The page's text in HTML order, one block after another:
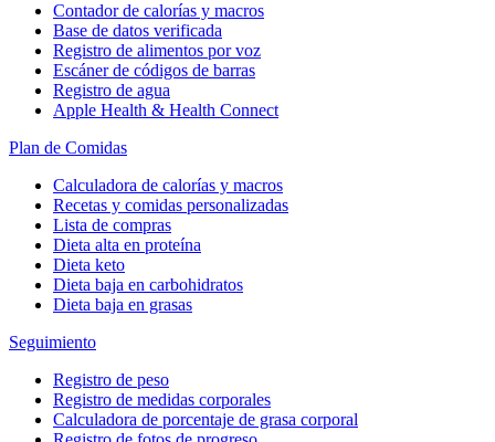
Contador de calorías y macros
Base de datos verificada
Registro de alimentos por voz
Escáner de códigos de barras
Registro de agua
Apple Health & Health Connect
Plan de Comidas
Calculadora de calorías y macros
Recetas y comidas personalizadas
Lista de compras
Dieta alta en proteína
Dieta keto
Dieta baja en carbohidratos
Dieta baja en grasas
Seguimiento
Registro de peso
Registro de medidas corporales
Calculadora de porcentaje de grasa corporal